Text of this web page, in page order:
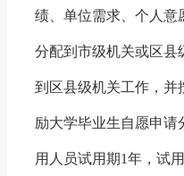
绩、单位需求、个人意
分配到市级机关或区县
到区县级机关工作，并
励大学毕业生自愿申请
用人员试用期1年，试